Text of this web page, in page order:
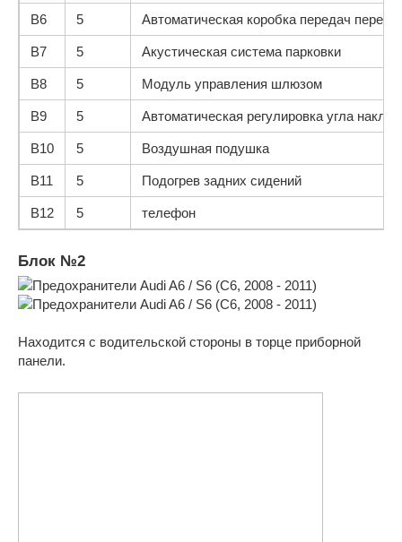
B6 5 Автоматическая коробка передач
B7 5 Акустическая система парковки
B8 5 Модуль управления шлюзом
B9 5 Автоматическая регулировка угла
B10 5 Воздушная подушка
B11 5 Подогрев задних сидений
B12 5 телефон
Блок №2
Находится с водительской стороны в торце приборной
панели.